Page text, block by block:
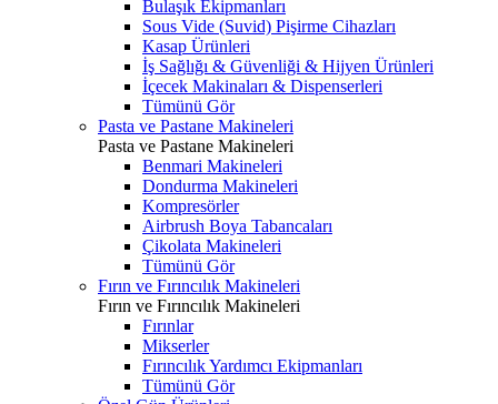
Bulaşık Ekipmanları
Sous Vide (Suvid) Pişirme Cihazları
Kasap Ürünleri
İş Sağlığı & Güvenliği & Hijyen Ürünleri
İçecek Makinaları & Dispenserleri
Tümünü Gör
Pasta ve Pastane Makineleri
Pasta ve Pastane Makineleri
Benmari Makineleri
Dondurma Makineleri
Kompresörler
Airbrush Boya Tabancaları
Çikolata Makineleri
Tümünü Gör
Fırın ve Fırıncılık Makineleri
Fırın ve Fırıncılık Makineleri
Fırınlar
Mikserler
Fırıncılık Yardımcı Ekipmanları
Tümünü Gör